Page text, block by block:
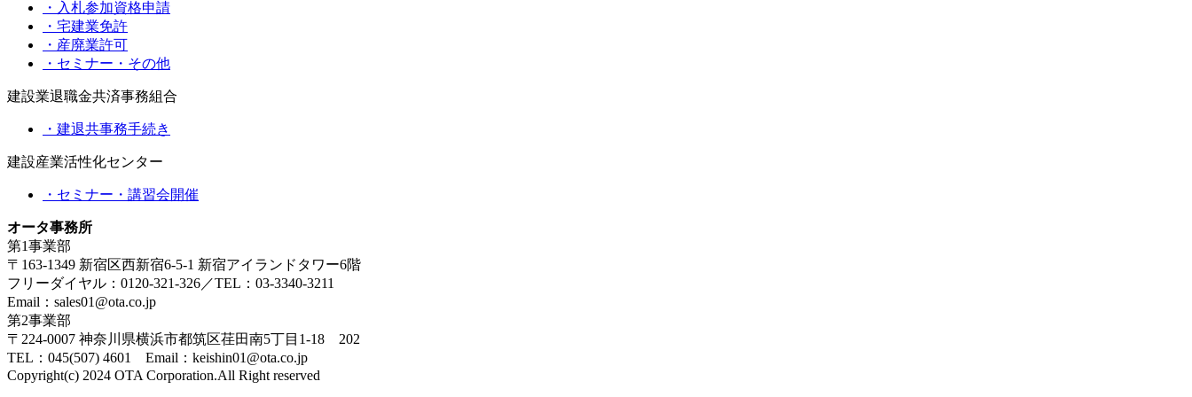
・入札参加資格申請
・宅建業免許
・産廃業許可
・セミナー・その他
建設業退職金共済事務組合
・建退共事務手続き
建設産業活性化センター
・セミナー・講習会開催
オータ事務所
第1事業部
〒163-1349 新宿区西新宿6-5-1 新宿アイランドタワー6階
フリーダイヤル：0120-321-326／TEL：03-3340-3211
Email：sales01@ota.co.jp
第2事業部
〒224-0007 神奈川県横浜市都筑区荏田南5丁目1-18 202
TEL：045(507) 4601 Email：keishin01@ota.co.jp
Copyright(c) 2024 OTA Corporation.All Right reserved